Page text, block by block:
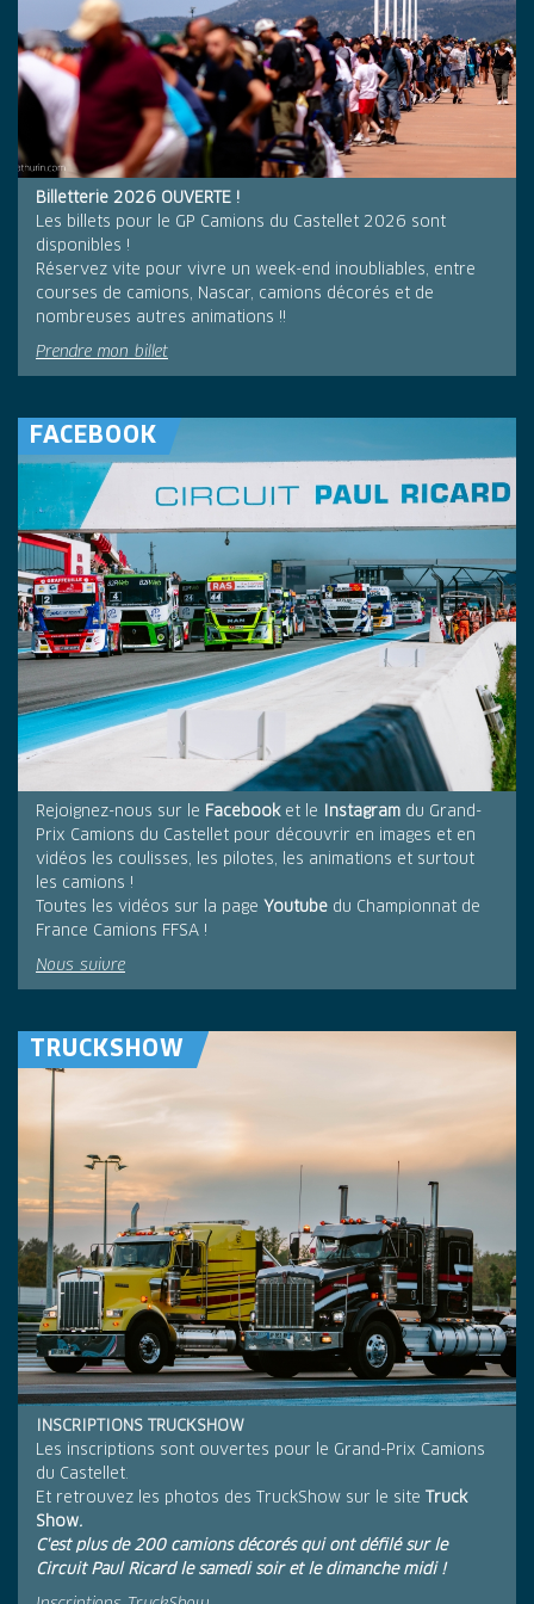
Billetterie 2026 OUVERTE !
Les billets pour le GP Camions du Castellet 2026 sont
disponibles !
Réservez vite pour vivre un week-end inoubliables, entre
courses de camions, Nascar, camions décorés et de
nombreuses autres animations !!
Prendre mon billet
FACEBOOK
Rejoignez-nous sur le Facebooket le Instagram du Grand-
Prix Camions du Castellet pour découvrir en images et en
vidéos les coulisses, les pilotes, les animations et surtout
les camions !
Toutes les vidéos sur la page Youtube du Championnat de
France Camions FFSA !
Nous suivre
TRUCKSHOW
INSCRIPTIONS TRUCKSHOW
Les inscriptions sont ouvertes pour le Grand-Prix Camions
du Castellet.
Et retrouvez les photos des TruckShow sur le site Truck
Show.
C'est plus de 200 camions décorés qui ont défilé sur le
Circuit Paul Ricard le samedi soir et le dimanche midi !